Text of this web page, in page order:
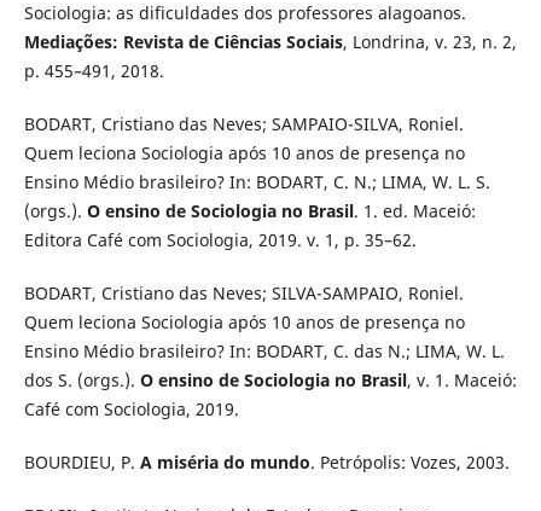
Sociologia: as dificuldades dos professores alagoanos.
Mediações: Revista de Ciências Sociais, Londrina, v. 23, n. 2,
p. 455–491, 2018.
BODART, Cristiano das Neves; SAMPAIO-SILVA, Roniel.
Quem leciona Sociologia após 10 anos de presença no
Ensino Médio brasileiro? In: BODART, C. N.; LIMA, W. L. S.
(orgs.). O ensino de Sociologia no Brasil. 1. ed. Maceió:
Editora Café com Sociologia, 2019. v. 1, p. 35–62.
BODART, Cristiano das Neves; SILVA-SAMPAIO, Roniel.
Quem leciona Sociologia após 10 anos de presença no
Ensino Médio brasileiro? In: BODART, C. das N.; LIMA, W. L.
dos S. (orgs.). O ensino de Sociologia no Brasil, v. 1. Maceió:
Café com Sociologia, 2019.
BOURDIEU, P. A miséria do mundo. Petrópolis: Vozes, 2003.